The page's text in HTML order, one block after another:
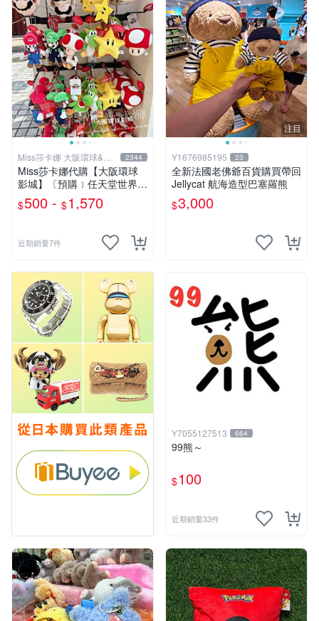
Miss莎卡娜 大阪環球&迪
士尼代購
2344
Miss莎卡娜代購【大阪環球
影城】〔預購﹞任天堂世界
瑪利歐 路易吉 耀西 奇諾比奧
碧姬公主 無敵星星 蘑菇 大金
$500 - $1,570
近期銷量7件
注目
Y1676985195 23
全新法國老佛爺百貨購買帶回
Jellycat 航海造型巴塞羅熊
$3,000
Y7055127513 664
99熊～
$100
近期銷量33件